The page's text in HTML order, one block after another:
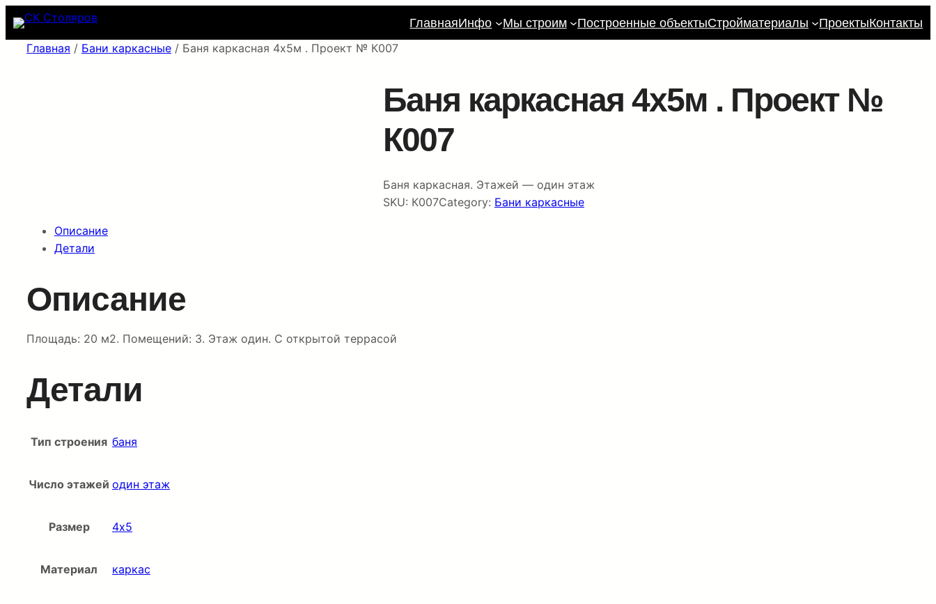
Перейти
содержимому
ГлавнаяИнфо Мы строим Построенные объектыСтройматериалы ПроектыКонтакты
Главная / Бани каркасные / Баня каркасная 4х5м . Проект № К007
Баня каркасная 4х5м . Проект №
К007
Баня каркасная. Этажей — один этаж
SKU: К007Category: Бани каркасные
Описание
Детали
Описание
Площадь: 20 м2. Помещений: 3. Этаж один. С открытой террасой
Детали
Тип строения баня
Число этажей один этаж
Размер 4х5
Материал каркас